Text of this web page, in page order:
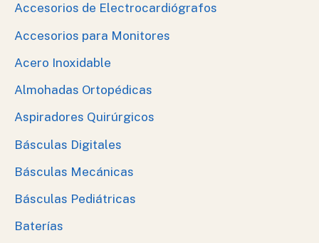
Accesorios de Electrocardiógrafos
Accesorios para Monitores
Acero Inoxidable
Almohadas Ortopédicas
Aspiradores Quirúrgicos
Básculas Digitales
Básculas Mecánicas
Básculas Pediátricas
Baterías